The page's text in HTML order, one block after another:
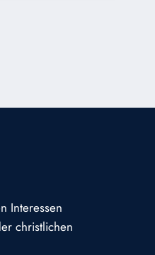
Interessen
christlichen